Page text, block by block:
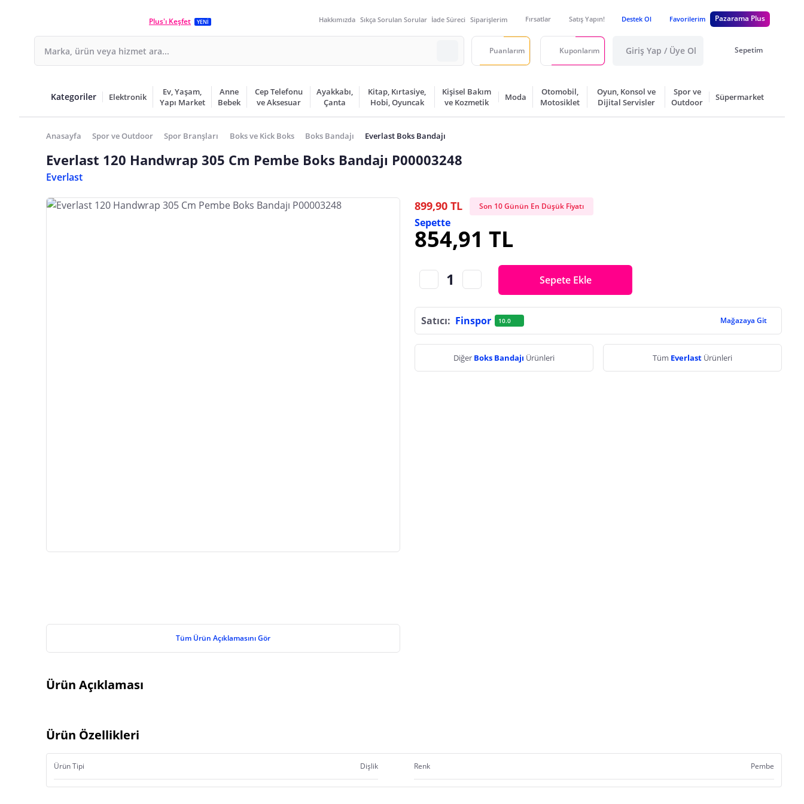
Plus'ı Keşfet YENİ Hakkımızda Sıkça Sorulan Sorular İade Süreci Siparişlerim Fırsatlar Satış Yapın! Destek Ol Favorilerim Pazarama Plus
Puanlarım Kuponlarım Giriş Yap / Üye Ol Sepetim
Kategoriler Elektronik
Ev, Yaşam,
Yapı Market
Anne
Bebek
Cep Telefonu
ve Aksesuar
Ayakkabı,
Çanta
Kitap, Kırtasiye,
Hobi, Oyuncak
Kişisel Bakım
ve Kozmetik
Moda
Otomobil,
Motosiklet
Oyun, Konsol ve
Dijital Servisler
Spor ve
Outdoor
Süpermarket
Anasayfa Spor ve Outdoor Spor Branşları Boks ve Kick Boks Boks Bandajı Everlast Boks Bandajı
Everlast 120 Handwrap 305 Cm Pembe Boks Bandajı P00003248
Everlast
Tüm Ürün Açıklamasını Gör
899,90 TL Son 10 Günün En Düşük Fiyatı
Sepette
854,91 TL
Sepete Ekle
Satıcı: Finspor 10.0 Mağazaya Git
Diğer Boks Bandajı Ürünleri Tüm Everlast Ürünleri
Ürün Açıklaması
Ürün Özellikleri
Ürün Tipi Dişlik Renk Pembe